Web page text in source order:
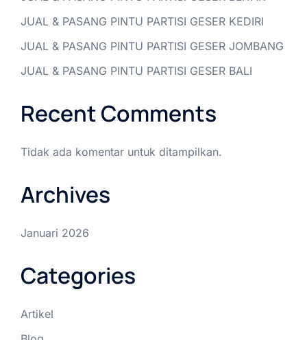
JUAL & PASANG PINTU PARTISI GESER KEDIRI
JUAL & PASANG PINTU PARTISI GESER JOMBANG
JUAL & PASANG PINTU PARTISI GESER BALI
Recent Comments
Tidak ada komentar untuk ditampilkan.
Archives
Januari 2026
Categories
Artikel